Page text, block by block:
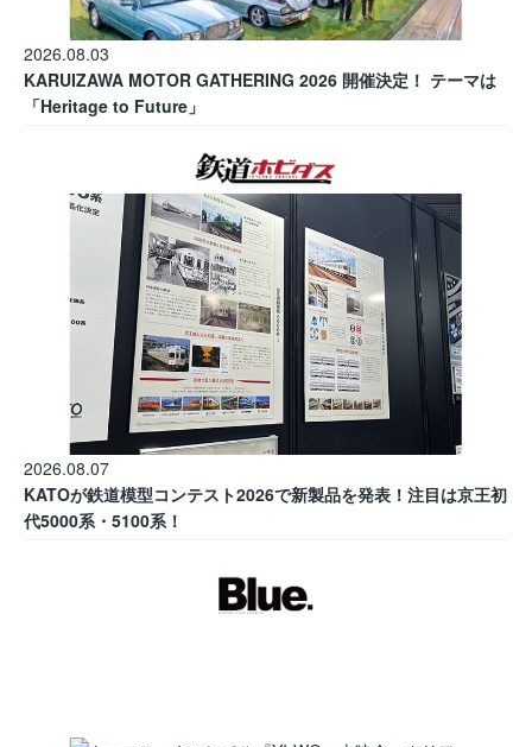
2026.08.03
KARUIZAWA MOTOR GATHERING 2026 開催決定！ テーマは
「Heritage to Future」
2026.08.07
KATOが鉄道模型コンテスト2026で新製品を発表！注目は京王初
代5000系・5100系！